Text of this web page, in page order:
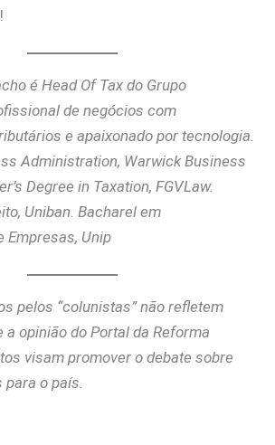
é Head Of Tax do Grupo
de negócios com
e apaixonado por tecnologia.
Administration, Warwick Business
Degree in Taxation, FGVLaw.
Uniban. Bacharel em
Empresas, Unip
pelos “colunistas” não refletem
opinião do Portal da Reforma
visam promover o debate sobre
o país.